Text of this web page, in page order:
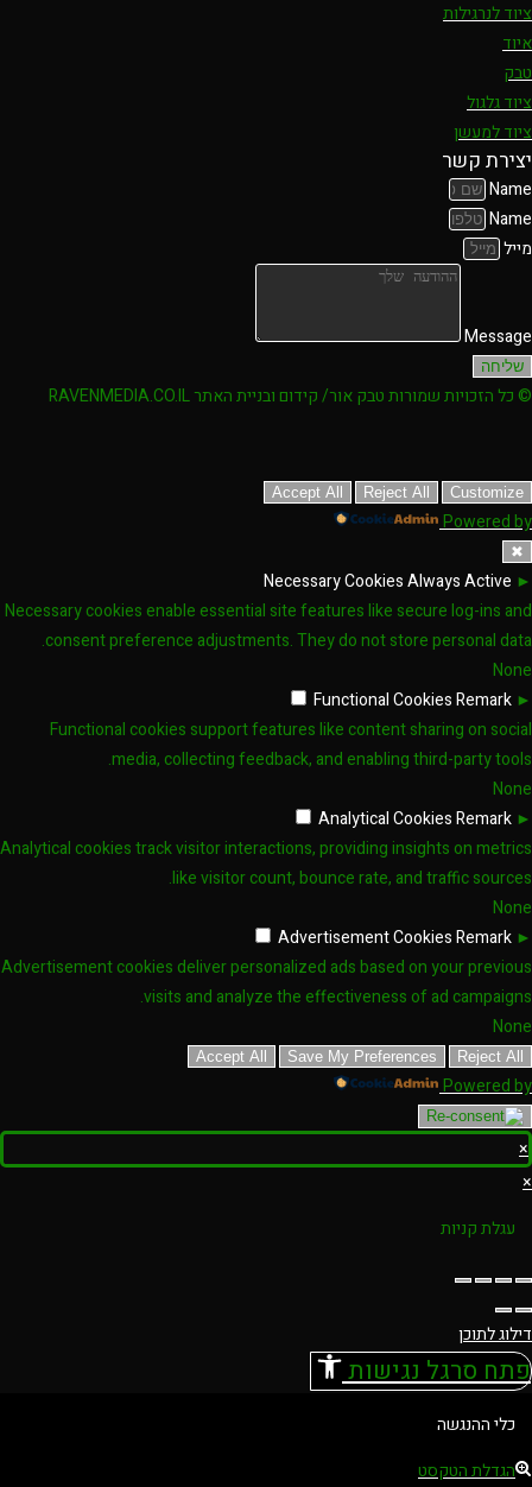
ציוד לנרגילות
איוד
טבק
ציוד גלגול
ציוד למעשן
יצירת קשר
Name
Name
מייל
Message
שליחה
© כל הזכויות שמורות טבק אור/ קידום ובניית האתר RAVENMEDIA.CO.IL
Customize
Reject All
Accept All
Powered by
✖
►
Necessary CookiesAlways Active
Necessary cookies enable essential site features like secure log-ins and
consent preference adjustments. They do not store personal data.
None
►
Functional CookiesRemark
Functional cookies support features like content sharing on social
media, collecting feedback, and enabling third-party tools.
None
►
Analytical CookiesRemark
Analytical cookies track visitor interactions, providing insights on metrics
like visitor count, bounce rate, and traffic sources.
None
►
Advertisement CookiesRemark
Advertisement cookies deliver personalized ads based on your previous
visits and analyze the effectiveness of ad campaigns.
None
Reject All
Save My Preferences
Accept All
Powered by
×
×
עגלת קניות
דילוג לתוכן
פתח סרגל נגישות
כלי ההנגשה
הגדלת הטקסט